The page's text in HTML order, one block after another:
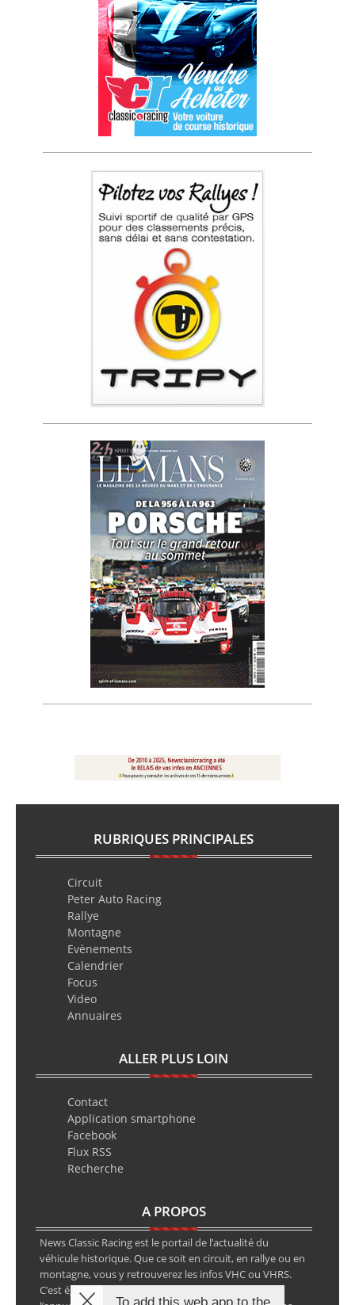
RUBRIQUES PRINCIPALES
Circuit
Peter Auto Racing
Rallye
Montagne
Evènements
Calendrier
Focus
Video
Annuaires
ALLER PLUS LOIN
Contact
Application smartphone
Facebook
Flux RSS
Recherche
A PROPOS
News Classic Racing est le portail de l’actualité du
véhicule historique. Que ce soit en circuit, en rallye ou en
montagne, vous y retrouverez les infos VHC ou VHRS.
C’est également le calendrier des épreuves ainsi que
To add this web app to the